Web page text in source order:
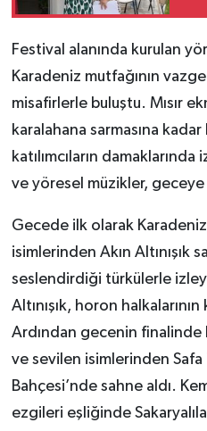
Festival alanında kurulan
Karadeniz mutfağının
misafirlerle buluştu. Mısır
karalahana sarmasına
katılımcıların
ve yöresel müzikler, geceye
Gecede ilk olarak
isimlerinden Akın Altınışık
seslendirdiği türkülerle
Altınışık, horon
Ardından gecenin
ve sevilen isimlerinden
Bahçesi’nde sahne aldı.
ezgileri eşliğinde